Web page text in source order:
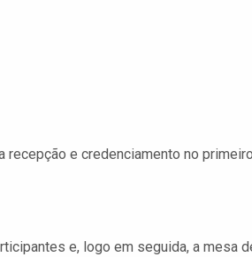
recepção e credenciamento no
e, logo em seguida, a mesa